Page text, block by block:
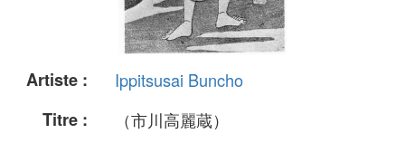
Artiste :
Ippitsusai Buncho
Titre :
（市川高麗蔵）